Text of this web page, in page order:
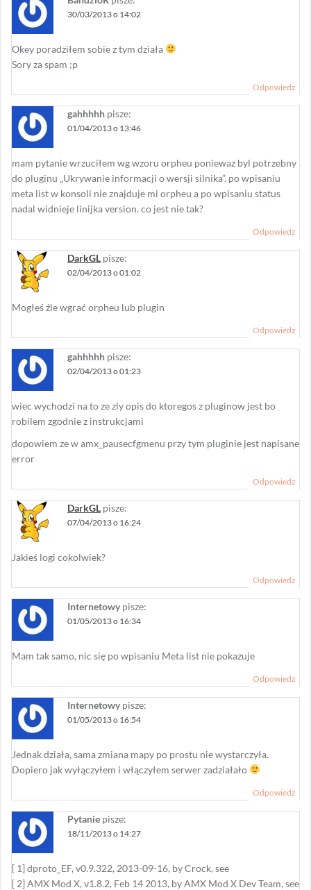
30/03/2013 o 14:02
Okey poradziłem sobie z tym działa
Sory za spam ;p
Odpowiedz
gahhhhh pisze:
01/04/2013 o 13:46
mam pytanie wrzuciłem wg wzoru orpheu poniewaz byl potrzebny
do pluginu „Ukrywanie informacji o wersji silnika”. po wpisaniu
meta list w konsoli nie znajduje mi orpheu a po wpisaniu status
nadal widnieje linijka version. co jest nie tak?
Odpowiedz
DarkGL pisze:
02/04/2013 o 01:02
Mogłeś źle wgrać orpheu lub plugin
Odpowiedz
gahhhhh pisze:
02/04/2013 o 01:23
wiec wychodzi na to ze zly opis do ktoregos z pluginow jest bo
robilem zgodnie z instrukcjami
dopowiem ze w amx_pausecfgmenu przy tym pluginie jest napisane
error
Odpowiedz
DarkGL pisze:
07/04/2013 o 16:24
Jakieś logi cokolwiek?
Odpowiedz
Internetowy pisze:
01/05/2013 o 16:34
Mam tak samo, nic się po wpisaniu Meta list nie pokazuje
Odpowiedz
Internetowy pisze:
01/05/2013 o 16:54
Jednak działa, sama zmiana mapy po prostu nie wystarczyła.
Dopiero jak wyłączyłem i włączyłem serwer zadziałało
Odpowiedz
Pytanie pisze:
18/11/2013 o 14:27
[ 1] dproto_EF, v0.9.322, 2013-09-16, by Crock, see
[ 2] AMX Mod X, v1.8.2, Feb 14 2013, by AMX Mod X Dev Team, see